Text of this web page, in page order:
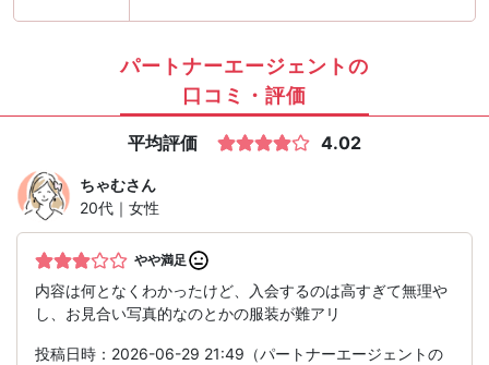
パートナーエージェントの
口コミ・評価
平均評価 4.02
ちゃむさん
20代｜女性
やや満足
内容は何となくわかったけど、入会するのは高すぎて無理や
し、お見合い写真的なのとかの服装が難アリ
投稿日時：2026-06-29 21:49（パートナーエージェントの